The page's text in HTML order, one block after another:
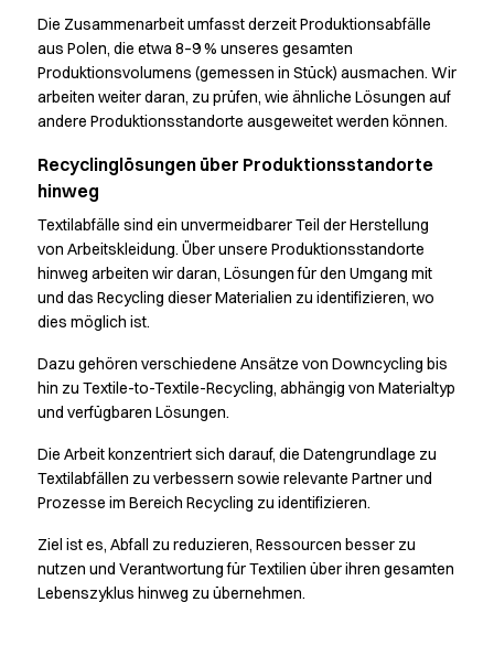
Snap-on
Bjarke Jeppesen
Brian Bojsen
Cecilie Bunk Pedersen
Daniel Guldmann
Liv Schlüter
Lukas Kienbauer
Michael Nørtoft
Oskar Brink Svendsen
Pekka Terävä
Retail
Hosen
Koch- & Servierhemden
Kochjacken
Poloshirts
Sweat- & Fleecejacken
Sweatshirts
T-Shirts
Westen
Zubehör
Classic Selection
Die Zusammenarbeit umfasst derzeit Produktionsabfälle
aus Polen, die etwa 8–9 % unseres gesamten
Produktionsvolumens (gemessen in Stück) ausmachen. Wir
arbeiten weiter daran, zu prüfen, wie ähnliche Lösungen auf
andere Produktionsstandorte ausgeweitet werden können.
Recyclinglösungen über Produktionsstandorte
hinweg
Textilabfälle sind ein unvermeidbarer Teil der Herstellung
von Arbeitskleidung. Über unsere Produktionsstandorte
hinweg arbeiten wir daran, Lösungen für den Umgang mit
und das Recycling dieser Materialien zu identifizieren, wo
dies möglich ist.
Dazu gehören verschiedene Ansätze von Downcycling bis
hin zu Textile-to-Textile-Recycling, abhängig von Materialtyp
und verfügbaren Lösungen.
Die Arbeit konzentriert sich darauf, die Datengrundlage zu
Textilabfällen zu verbessern sowie relevante Partner und
Prozesse im Bereich Recycling zu identifizieren.
Ziel ist es, Abfall zu reduzieren, Ressourcen besser zu
nutzen und Verantwortung für Textilien über ihren gesamten
Lebenszyklus hinweg zu übernehmen.